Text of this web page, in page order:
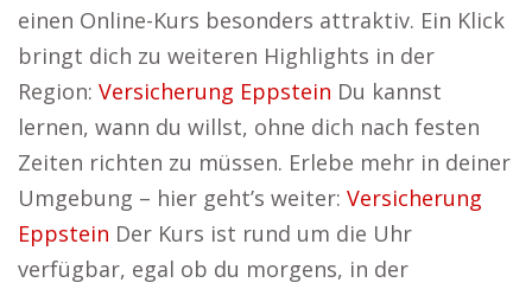
einen Online-Kurs besonders attraktiv. Ein Klick
bringt dich zu weiteren Highlights in der
Region: Versicherung Eppstein Du kannst
lernen, wann du willst, ohne dich nach festen
Zeiten richten zu müssen. Erlebe mehr in deiner
Umgebung – hier geht’s weiter: Versicherung
Eppstein Der Kurs ist rund um die Uhr
verfügbar, egal ob du morgens, in der